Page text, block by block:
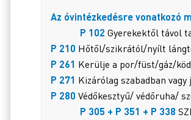
Az óvintézkedésre vonatkozó
P 102 Gyerekektől távol
P 210 Hőtől/szikrától/nyílt
P 261 Kerülje a por/füst/gáz/
P 271 Kizárólag szabadban
P 280 Védőkesztyű/ védőruha/
P 305 + P 351 + P 338